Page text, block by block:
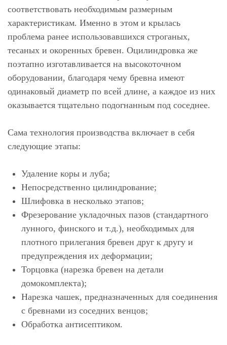
соответствовать необходимым размерным
характеристикам. Именно в этом и крылась
проблема ранее использовавшихся строганых,
тесаных и окоренных бревен. Оцилиндровка же
поэтапно изготавливается на высокоточном
оборудовании, благодаря чему бревна имеют
одинаковый диаметр по всей длине, а каждое из них
оказывается тщательно подогнанным под соседнее.
Сама технология производства включает в себя
следующие этапы:
Удаление коры и луба;
Непосредственно цилиндрование;
Шлифовка в несколько этапов;
Фрезерование укладочных пазов (стандартного
лунного, финского и т.д.), необходимых для
плотного прилегания бревен друг к другу и
предупреждения их деформации;
Торцовка (нарезка бревен на детали
домокомплекта);
Нарезка чашек, предназначенных для соединения
с бревнами из соседних венцов;
Обработка антисептиком.